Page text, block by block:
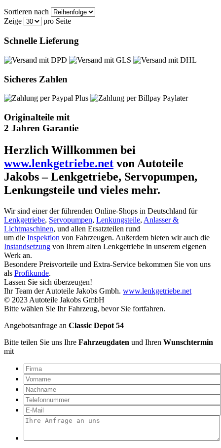
Sortieren nach
Zeige
pro Seite
Schnelle Lieferung
Sicheres Zahlen
Originalteile mit
2 Jahren Garantie
Herzlich Willkommen bei
www.lenkgetriebe.net von Autoteile
Jakobs – Lenkgetriebe, Servopumpen,
Lenkungsteile und vieles mehr.
Wir sind einer der führenden Online-Shops in Deutschland für
Lenkgetriebe, Servopumpen, Lenkungsteile, Anlasser &
Lichtmaschinen, und allen Ersatzteilen rund
um die Inspektion von Fahrzeugen. Außerdem bieten wir auch die
Instandsetzung von Ihrem alten Lenkgetriebe in unserem eigenen
Werk an.
Besondere Preisvorteile und Extra-Service bekommen Sie von uns
als Profikunde.
Lassen Sie sich überzeugen!
Ihr Team der Autoteile Jakobs Gmbh. www.lenkgetriebe.net
© 2023 Autoteile Jakobs GmbH
Bitte wählen Sie Ihr Fahrzeug, bevor Sie fortfahren.
Angebotsanfrage an Classic Depot 54
Bitte teilen Sie uns Ihre Fahrzeugdaten und Ihren Wunschtermin
mit